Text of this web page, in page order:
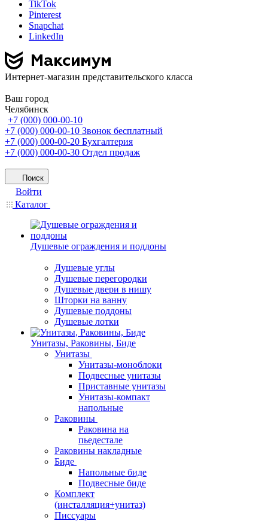
TikTok
Pinterest
Snapchat
LinkedIn
Интернет-магазин представительского класса
Ваш город
Челябинск
+7 (000) 000-00-10
+7 (000) 000-00-10 Звонок бесплатный
+7 (000) 000-00-20 Бухгалтерия
+7 (000) 000-00-30 Отдел продаж
Поиск
Войти
Каталог
Душевые ограждения и поддоны
Душевые углы
Душевые перегородки
Душевые двери в нишу
Шторки на ванну
Душевые поддоны
Душевые лотки
Унитазы, Раковины, Биде
Унитазы
Унитазы-моноблоки
Подвесные унитазы
Приставные унитазы
Унитазы-компакт
напольные
Раковины
Раковина на
пьедестале
Раковины накладные
Биде
Напольные биде
Подвесные биде
Комплект
(инсталляция+унитаз)
Писсуары